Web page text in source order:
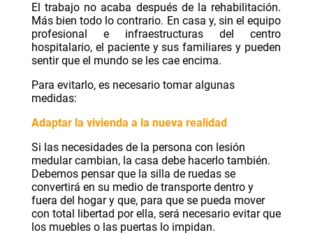
El trabajo no acaba después de la rehabilitación.
Más bien todo lo contrario. En casa y, sin el equipo
profesional e infraestructuras del centro
hospitalario, el paciente y sus familiares y pueden
sentir que el mundo se les cae encima.
Para evitarlo, es necesario tomar algunas
medidas:
Adaptar la vivienda a la nueva realidad
Si las necesidades de la persona con lesión
medular cambian, la casa debe hacerlo también.
Debemos pensar que la silla de ruedas se
convertirá en su medio de transporte dentro y
fuera del hogar y que, para que se pueda mover
con total libertad por ella, será necesario evitar que
los muebles o las puertas lo impidan.